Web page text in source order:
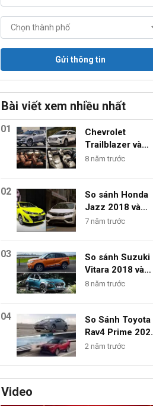
Gửi thông tin
Bài viết xem nhiều nhất
01
Chevrolet
Trailblazer và
Hyundai SantaFe:
8 năm trước
02
So sánh Honda
Jazz 2018 và
Toyota Yaris
7 năm trước
03
So sánh Suzuki
Vitara 2018 và
Hyundai Kona
Ecosport thì chọn
xe nào?
8 năm trước
04
So Sánh Toyota
Rav4 Prime
Và Prius Prime
Sạc Điện Nào
Nhất?
2 năm trước
Video